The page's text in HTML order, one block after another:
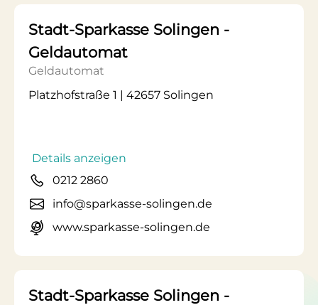
Stadt-Sparkasse Solingen -
Geldautomat
Geldautomat
Platzhofstraße 1 | 42657 Solingen
Details anzeigen
0212 2860
info@sparkasse-solingen.de
www.sparkasse-solingen.de
Stadt-Sparkasse Solingen -